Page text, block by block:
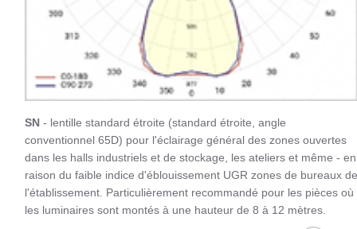
SN - lentille standard étroite (standard étroite, angle
conventionnel 65D) pour l'éclairage général des zones ouvertes
dans les halls industriels et de stockage, les ateliers et même - en
raison du faible indice d'éblouissement UGR zones de bureaux de
l'établissement. Particulièrement recommandé pour les pièces où
les luminaires sont montés à une hauteur de 8 à 12 mètres.